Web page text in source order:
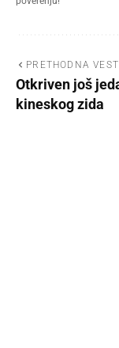
PRETHODNA VEST
Otkriven još
kineskog zida